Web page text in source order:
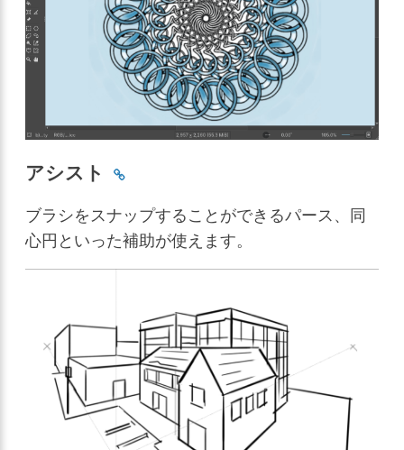
アシスト
ブラシをスナップすることができるパース、同
心円といった補助が使えます。